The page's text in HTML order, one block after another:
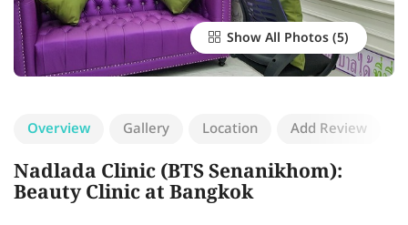
Show All Photos
Overview Gallery Location Add Review
Nadlada Clinic (BTS Senanikhom):
Beauty Clinic at Bangkok